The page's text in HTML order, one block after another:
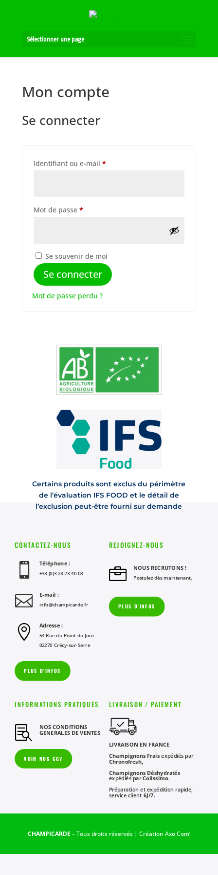
Sélectionner une page
Mon compte
Se connecter
Identifiant ou e-mail *Obligatoire
Mot de passe *Obligatoire
Se souvenir de moi
Se connecter
Mot de passe perdu ?
Certains produits sont exclus du périmètre
de l’évaluation IFS FOOD et le détail de
l’exclusion peut-être fourni sur demande
CONTACTEZ-NOUS
 Téléphone :
+33 (0)3 23 23 40 08
 E-mail :
info@champicarde.fr
 Adresse :
54 Rue du Point du Jour
02270 Crécy-sur-Serre
PLUS D'INFOS
REJOIGNEZ-NOUS
 NOUS RECRUTONS !
Postulez dès maintenant.
PLUS D'INFOS
INFORMATIONS PRATIQUES
 NOS CONDITIONS
GENERALES DE VENTES
VOIR NOS CGV
LIVRAISON / PAIEMENT
LIVRAISON EN FRANCE
Champignons Fraisexpédiés par
Chronofresh,
Champignons Déshydratés
expédiés parColissimo.
Préparation et expédition rapide,
service client 6J/7.
CHAMPICARDE – Tous droits réservés | Création Axo Com’